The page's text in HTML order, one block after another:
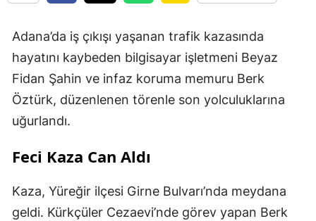
Adana’da iş çıkışı yaşanan trafik kazasında
hayatını kaybeden bilgisayar işletmeni Beyaz
Fidan Şahin ve infaz koruma memuru Berk
Öztürk, düzenlenen törenle son yolculuklarına
uğurlandı.
Feci Kaza Can Aldı
Kaza, Yüreğir ilçesi Girne Bulvarı’nda meydana
geldi. Kürkçüler Cezaevi’nde görev yapan Berk